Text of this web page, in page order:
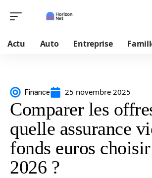
Actu Auto Entreprise
Finance 25 novembre 2025
Comparer les
quelle assurance
fonds euros
2026 ?